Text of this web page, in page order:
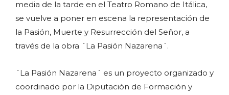
media de la tarde en el Teatro Romano de Itálica,
se vuelve a poner en escena la representación de
la Pasión, Muerte y Resurrección del Señor, a
través de la obra ´La Pasión Nazarena´.
´La Pasión Nazarena´ es un proyecto organizado y
coordinado por la Diputación de Formación y